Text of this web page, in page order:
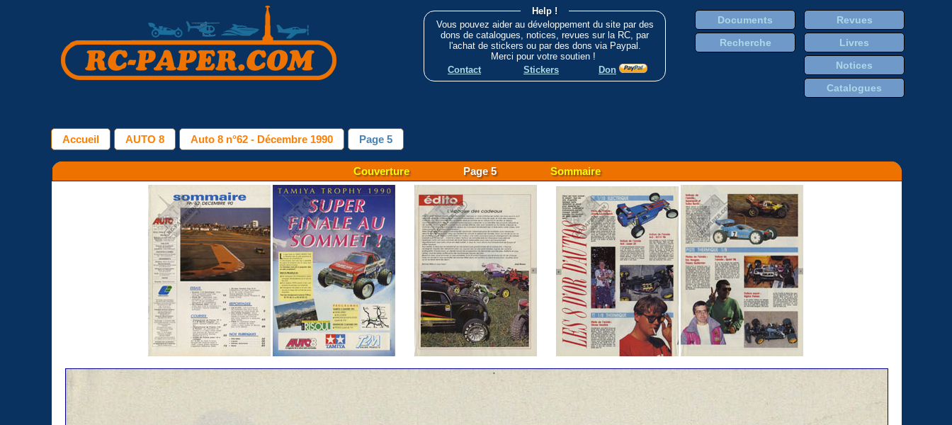
Help !
Vous pouvez aider au développement du site par des
dons de catalogues, notices, revues sur la RC, par
l'achat de stickers ou par des dons via Paypal.
Merci pour votre soutien !
Contact
Stickers Don
Documents
Recherche
Revues
Livres
Notices
Catalogues
Accueil AUTO 8 Auto 8 n°62 - Décembre 1990 Page 5
CouverturePage 5 Sommaire